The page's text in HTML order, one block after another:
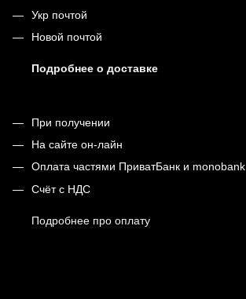
Укр почтой
Новой почтой
Подробнее о доставке
При получении
На сайте он-лайн
Оплата частями ПриватБанк и monobank
Счёт с НДС
Подробнее про оплату